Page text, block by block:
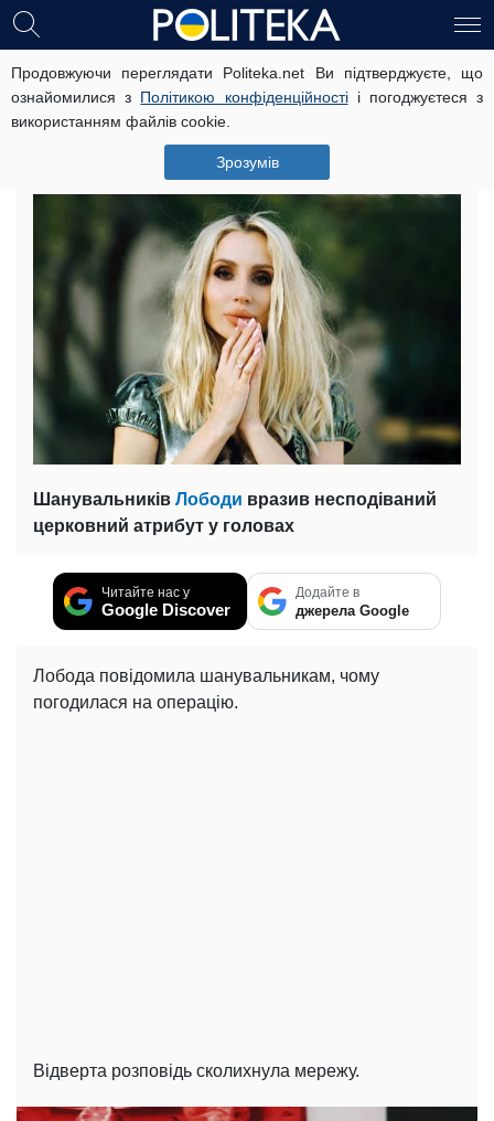
Продовжуючи переглядати Politeka.net Ви підтверджуєте, що
ознайомилися з Політикою конфіденційностіі погоджуєтеся з
використанням файлів cookie.
Зрозумів
Фото Лободи після операції
розчулило фанатів: ми не дамо тобі
піти
Шанувальників Лободи вразив несподіваний
церковний атрибут у головах
Читайте нас у
Google Discover
Додайте в
джерела Google
Лобода повідомила шанувальникам, чому
погодилася на операцію.
Відверта розповідь сколихнула мережу.